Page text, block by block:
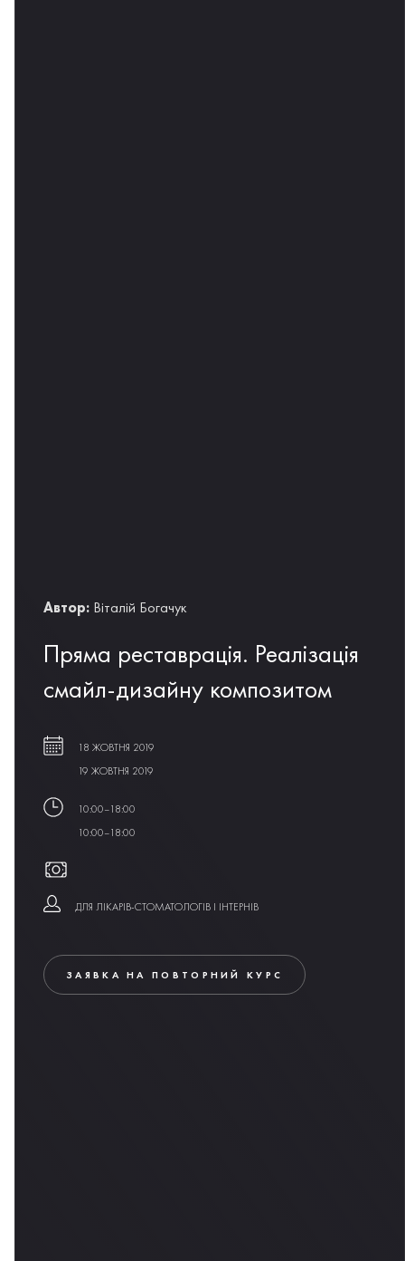
Автор: Віталій Богачук
Пряма реставрація. Реалізація
смайл-дизайну композитом
18 ЖОВТНЯ 2019
19 ЖОВТНЯ 2019
10:00–18:00
10:00–18:00
ДЛЯ ЛІКАРІВ-СТОМАТОЛОГІВ І ІНТЕРНІВ
ЗАЯВКА НА ПОВТОРНИЙ КУРС